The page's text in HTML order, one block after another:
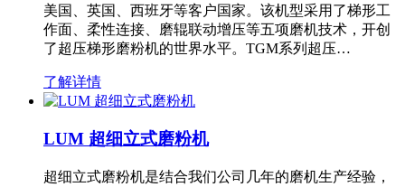
美国、英国、西班牙等客户国家。该机型采用了梯形工
作面、柔性连接、磨辊联动增压等五项磨机技术，开创
了超压梯形磨粉机的世界水平。TGM系列超压…
了解详情
LUM 超细立式磨粉机
超细立式磨粉机是结合我们公司几年的磨机生产经验，